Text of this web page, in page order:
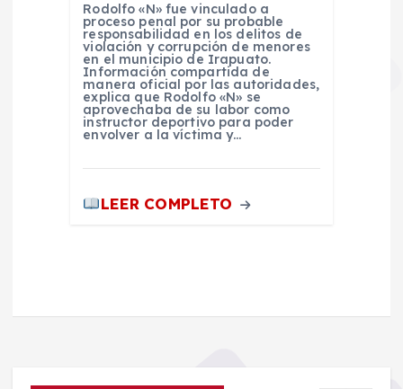
Rodolfo «N» fue vinculado a
proceso penal por su probable
responsabilidad en los delitos de
violación y corrupción de menores
en el municipio de Irapuato.
Información compartida de
manera oficial por las autoridades,
explica que Rodolfo «N» se
aprovechaba de su labor como
instructor deportivo para poder
envolver a la víctima y…
LEER COMPLETO